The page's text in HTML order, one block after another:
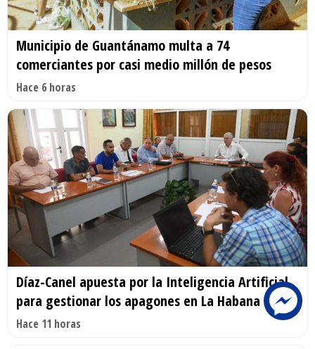
Municipio de Guantánamo multa a 74
comerciantes por casi medio millón de pesos
Hace 6 horas
Díaz-Canel apuesta por la Inteligencia Artificial
para gestionar los apagones en La Habana
Hace 11 horas